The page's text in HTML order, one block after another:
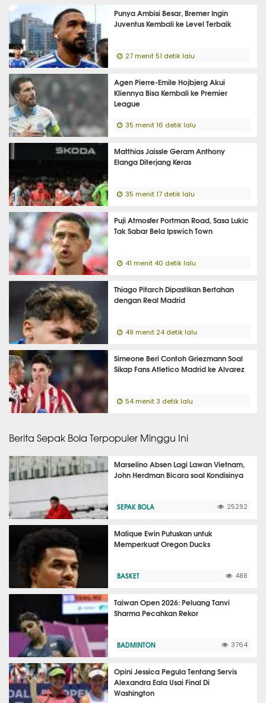
Punya Ambisi Besar, Bremer Ingin
Juventus Kembali ke Level Terbaik
27 menit 51 detik lalu
Agen Pierre-Emile Hojbjerg Akui
Kliennya Bisa Kembali ke Premier
League
35 menit 16 detik lalu
Matthias Jaissle Geram Anthony
Elanga Diterjang Keras
35 menit 17 detik lalu
Puji Atmosfer Portman Road, Sasa Lukic
Tak Sabar Bela Ipswich Town
41 menit 40 detik lalu
Thiago Pitarch Dipastikan Bertahan
dengan Real Madrid
49 menit 24 detik lalu
Simeone Beri Contoh Griezmann Soal
Sikap Fans Atletico Madrid ke Alvarez
54 menit 3 detik lalu
Berita Sepak Bola Terpopuler Minggu Ini
Marselino Absen Lagi Lawan Vietnam,
John Herdman Bicara soal Kondisinya
SEPAK BOLA 25292
Malique Ewin Putuskan untuk
Memperkuat Oregon Ducks
BASKET 488
Taiwan Open 2026: Peluang Tanvi
Sharma Pecahkan Rekor
BADMINTON 3764
Opini Jessica Pegula Tentang Servis
Alexandra Eala Usai Final Di
Washington